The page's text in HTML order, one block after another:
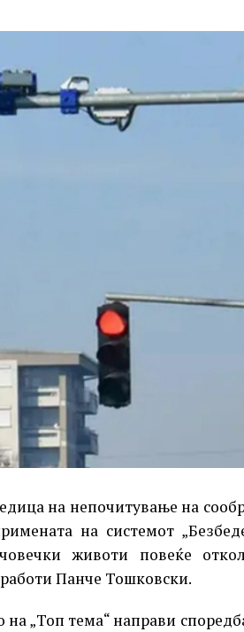
на непочитување на
на системот
животи повеќе
Панче Тошковски.
„Топ тема“ направи